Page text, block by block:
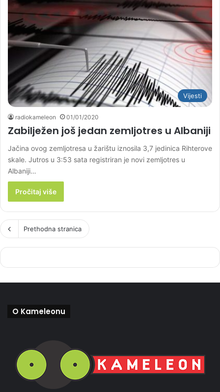
Vijesti
radiokameleon 01/01/2020
Zabilježen još jedan zemljotres u Albaniji
Jačina ovog zemljotresa u žarištu iznosila 3,7 jedinica Rihterove
skale. Jutros u 3:53 sata registriran je novi zemljotres u
Albaniji…
Pročitaj više
Prethodna stranica
O Kameleonu